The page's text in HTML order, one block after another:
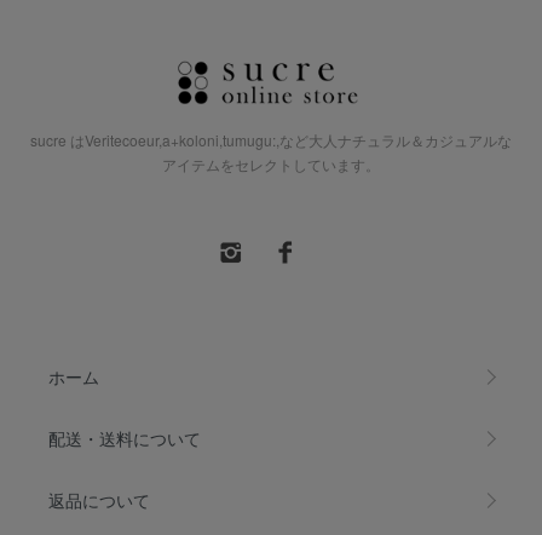
sucre はVeritecoeur,a+koloni,tumugu:,など大人ナチュラル＆カジュアルな
アイテムをセレクトしています。
ホーム
配送・送料について
返品について